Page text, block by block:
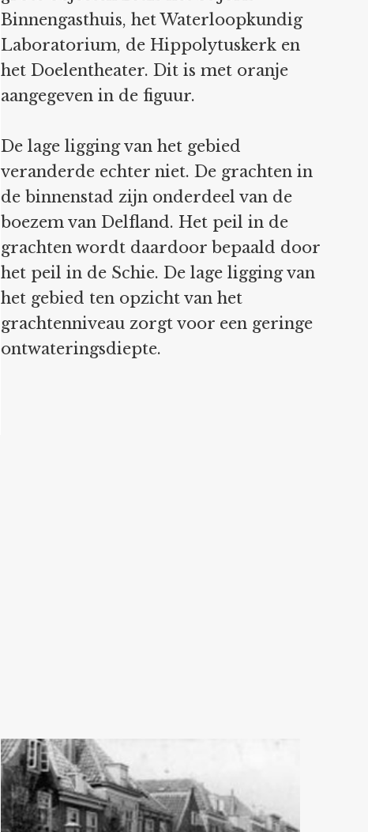
Binnengasthuis, het Waterloopkundig
Laboratorium, de Hippolytuskerk en
het Doelentheater. Dit is met oranje
aangegeven in de figuur.
De lage ligging van het gebied
veranderde echter niet. De grachten in
de binnenstad zijn onderdeel van de
boezem van Delfland. Het peil in de
grachten wordt daardoor bepaald door
het peil in de Schie. De lage ligging van
het gebied ten opzicht van het
grachtenniveau zorgt voor een geringe
ontwateringsdiepte.